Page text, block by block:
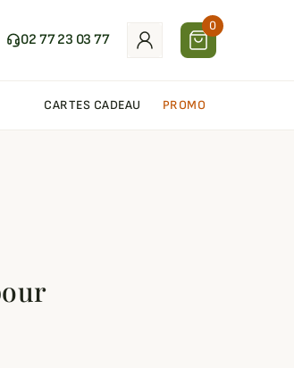
02 77 23 03 77
0
CARTES CADEAU PROMO